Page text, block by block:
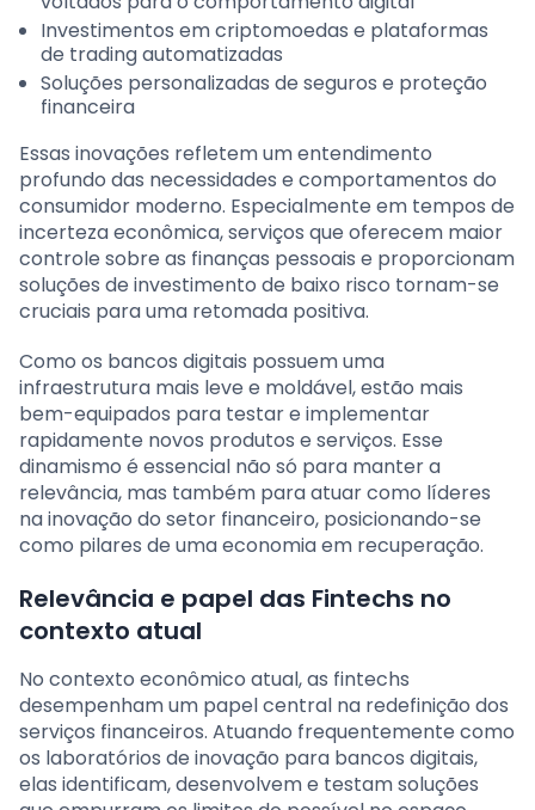
Investimentos em criptomoedas e plataformas
de trading automatizadas
Soluções personalizadas de seguros e proteção
financeira
Essas inovações refletem um entendimento
profundo das necessidades e comportamentos do
consumidor moderno. Especialmente em tempos de
incerteza econômica, serviços que oferecem maior
controle sobre as finanças pessoais e proporcionam
soluções de investimento de baixo risco tornam-se
cruciais para uma retomada positiva.
Como os bancos digitais possuem uma
infraestrutura mais leve e moldável, estão mais
bem-equipados para testar e implementar
rapidamente novos produtos e serviços. Esse
dinamismo é essencial não só para manter a
relevância, mas também para atuar como líderes
na inovação do setor financeiro, posicionando-se
como pilares de uma economia em recuperação.
Relevância e papel das Fintechs no
contexto atual
No contexto econômico atual, as fintechs
desempenham um papel central na redefinição dos
serviços financeiros. Atuando frequentemente como
os laboratórios de inovação para bancos digitais,
elas identificam, desenvolvem e testam soluções